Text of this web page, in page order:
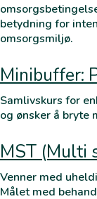
betydning for
omsorgsmiljø.
Minibuffer:
Samlivskurs for
og ønsker å bryte
MST (Multi
Venner med
Målet med